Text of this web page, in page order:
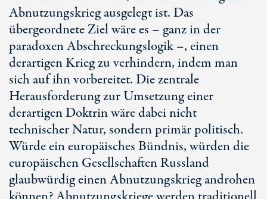
Abnutzungskrieg ausgelegt ist. Das
übergeordnete Ziel wäre es – ganz in der
paradoxen Abschreckungslogik –, einen
derartigen Krieg zu verhindern, indem man
sich auf ihn vorbereitet. Die zentrale
Herausforderung zur Umsetzung einer
derartigen Doktrin wäre dabei nicht
technischer Natur, sondern primär politisch.
Würde ein europäisches Bündnis, würden die
europäischen Gesellschaften Russland
glaubwürdig einen Abnutzungskrieg androhen